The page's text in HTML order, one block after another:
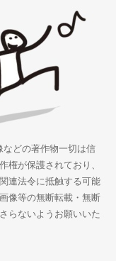
などの著作物一切は信
権が保護されており、
連法令に抵触する可能
像等の無断転載・無断
らないようお願いいた